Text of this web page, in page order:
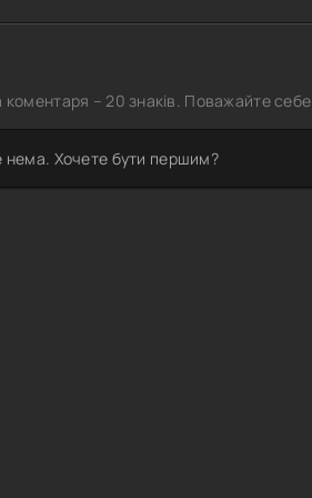
– 20 знаків. Поважайте себе
нема. Хочете бути першим?